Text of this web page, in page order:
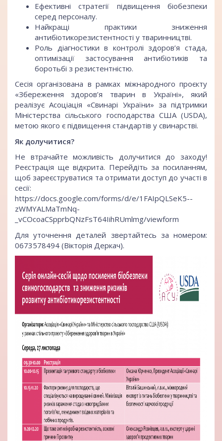
Ефективні стратегії підвищення біобезпеки
серед персоналу.
Найкращі практики зниження
антибіотикорезистентності у тваринництві.
Роль діагностики в контролі здоров’я стада,
оптимізації застосування антибіотиків та
боротьбі з резистентністю.
Сесія організована в рамках міжнародного проєкту
«Збереження здоров’я тварин в Україні», який
реалізує Асоціація «Свинарі України» за підтримки
Міністерства сільського господарства США (USDA),
метою якого є підвищення стандартів у свинарстві.
Як долучитися?
Не втрачайте можливість долучитися до заходу!
Реєстрація ще відкрита. Перейдіть за посиланням,
щоб зареєструватися та отримати доступ до участі в
сесії:
https://docs.google.com/forms/d/e/1FAIpQLSeK5--
zWMYALMaTmNq-
_vCOcoaCSpprbQNzFsT64IihRUmlmg/viewform
Для уточнення деталей звертайтесь за номером:
0673578494 (Вікторія Деркач).